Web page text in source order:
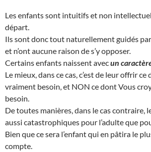
Les enfants sont intuitifs et non
départ.
Ils sont donc tout naturellement guidés
et n’ont aucune raison de s’y opposer.
Certains enfants naissent avecun
Le mieux, dans ce cas, c’est de leur offrir ce
vraiment besoin, et NON ce dont Vous
besoin.
De toutes manières, dans le cas contraire,
aussi catastrophiques pour l’adulte que
Bien que ce sera l’enfant qui en pâtira le
compte.